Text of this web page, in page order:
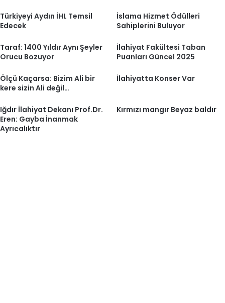
Türkiyeyi Aydın İHL Temsil
Edecek
İslama Hizmet Ödülleri
Sahiplerini Buluyor
Taraf: 1400 Yıldır Aynı Şeyler
Orucu Bozuyor
İlahiyat Fakültesi Taban
Puanları Güncel 2025
Ölçü Kaçarsa: Bizim Ali bir
kere sizin Ali değil…
İlahiyatta Konser Var
Iğdır İlahiyat Dekanı Prof.Dr.
Eren: Gayba İnanmak
Ayrıcalıktır
Kırmızı mangır Beyaz baldır